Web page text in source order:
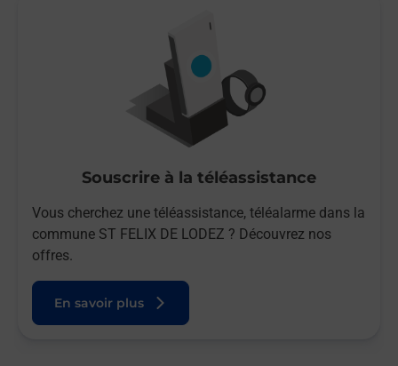
Souscrire à la téléassistance
Vous cherchez une téléassistance, téléalarme dans la
commune ST FELIX DE LODEZ ? Découvrez nos
offres.
En savoir plus